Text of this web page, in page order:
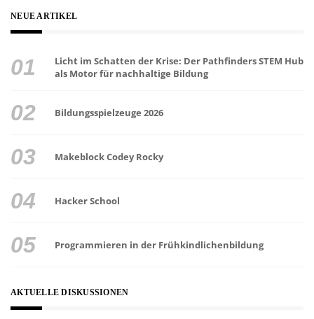
NEUE ARTIKEL
Licht im Schatten der Krise: Der Pathfinders STEM Hub
als Motor für nachhaltige Bildung
Bildungsspielzeuge 2026
Makeblock Codey Rocky
Hacker School
Programmieren in der Frühkindlichenbildung
AKTUELLE DISKUSSIONEN